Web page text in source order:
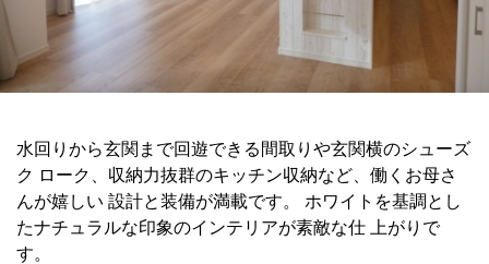
水回りから玄関まで回遊できる間取りや玄関横のシューズ
ク ローク、収納力抜群のキッチン収納など、働くお母さ
んが嬉しい 設計と装備が満載です。 ホワイトを基調とし
たナチュラルな印象のインテリアが素敵な仕 上がりで
す。